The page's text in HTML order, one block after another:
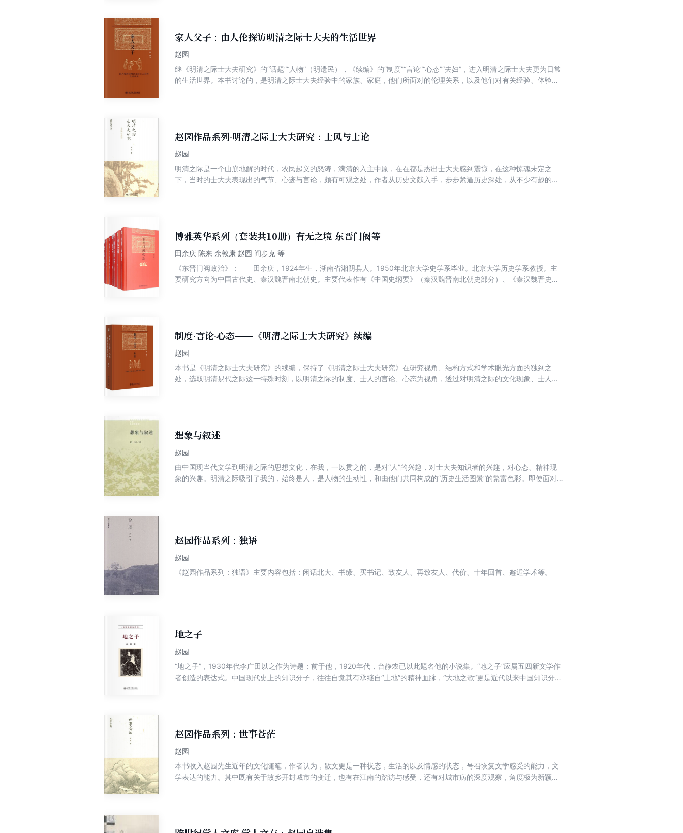
家人父子：由人伦探访明清之际士大夫的生活世界
赵园
继《明清之际士大夫研究》的“话题”“人物”（明遗民），《续编》的“制度”“言论”“心态”“夫妇”，进入明清之际士大夫更为日常
的生活世界。本书讨论的，是明清之际士大夫经验中的家族、家庭，他们所面对的伦理关系，以及他们对有关经验、体验的
赵园作品系列·明清之际士大夫研究：士风与士论
赵园
明清之际是一个山崩地解的时代，农民起义的怒涛，满清的入主中原，在在都是杰出士大夫感到震惊，在这种惊魂未定之
下，当时的士大夫表现出的气节、心迹与言论，颇有可观之处，作者从历史文献入手，步步紧逼历史深处，从不少有趣的侧
博雅英华系列（套装共10册）有无之境 东晋门阀等
田余庆 陈来 余敦康 赵园 阎步克 等
《东晋门阀政治》： 田余庆，1924年生，湖南省湘阴县人。1950年北京大学史学系毕业。北京大学历史学系教授。主
要研究方向为中国古代史、秦汉魏晋南北朝史。主要代表作有《中国史纲要》（秦汉魏晋南北朝史部分）、《秦汉魏晋史探
授。现任清华大学国学研究院院长、校学术委员会副主任。兼任全国中国哲学史学会会长、中华朱子学会会长、中央文史馆
的经典之作。全书把哲学史研究、比较哲学研究、文化问题研究和文献史料研究合为一体，对王阳明哲学的内容进行了全面
和深入的分析，并对其哲学的不同发展阶段进行了细致的考察，力图呈现出王阳明哲学的基本性格和整体面貌。 《有无
之境：王阳明哲学的精神》思境恢弘，学理精审，史料详尽，在王阳明哲学思想研究的各个重大问题上都提出了新的分析和
南北朝时期哲学思潮的兴衰消长，做出了系统宏阔、考论精微的论述。围绕着自然与名教、崇有与贵无、言意之辨等诸多论
夫的生活世界》： 赵园，1945年生，河南尉氏人。1969年北京大学中文系本科毕业，1981年北京大学中文系研究生毕
业，师从王瑶先生。中国社会科学院文学研究所研究员。著有《北京：城与人》《地之子——乡村小说与农民文化》《明清
之际上火夫研究》《制度·言论·心态：<明清之际士大夫研究>续编》《易堂寻踪——关于明清之际一个士人群体的叙述》以
言说与叙述，与他们的其他活动，以富于个性的方式联系着，为我们有关历史生活的想象，提供了丰富、感性的内
容。 《明清之际士大夫研究》： 阎步克，北京大学历史系中国古代史研究中心教授。主要研究方向为魏晋南北
朝史、中国古代政治制度史和中国占代政治文化史。主要著作有《察举制度变迁史稿》《品位与职位》《波峰与波谷》《从
爵本位到官本位》《服周之冕》《中国古代官阶制度引论》等。 帝制中国的官僚政治由拥有人文教养的儒生文士承担，
论》 《诠释与重建》 《两汉魏晋南北朝宰相制度研究》
制度·言论·心态——《明清之际士大夫研究》续编
赵园
本书是《明清之际士大夫研究》的续编，保持了《明清之际士大夫研究》在研究视角、结构方式和学术眼光方面的独到之
处，选取明清易代之际这一特殊时刻，以明清之际的制度、士人的言论、心态为视角，透过对明清之际的文化现象、士人话
想象与叙述
赵园
由中国现当代文学到明清之际的思想文化，在我，一以贯之的，是对“人”的兴趣，对士大夫知识者的兴趣，对心态、精神现
象的兴趣。明清之际吸引了我的，始终是人，是人物的生动性，和由他们共同构成的“历史生活图景”的繁富色彩。即使面对
井田的谈论，我都曾感动于明代、明清之际士人立身处世的严正……在一个堤防随处溃决，似乎一切都漂移不定的时期，我
的确怀念那种严肃：对历史的庄重承诺，对意义的追寻。在别人读出洒脱、飘逸的地方，读出严肃，不消说也出于对“晚
明”、“明清之际”的感受的个人性。
赵园作品系列：独语
赵园
《赵园作品系列：独语》主要内容包括：闲话北大、书缘、买书记、致友人、再致友人、代价、十年回首、邂逅学术等。
地之子
赵园
“地之子”，1930年代李广田以之作为诗题；前于他，1920年代，台静农已以此题名他的小说集。“地之子”应属五四新文学作
者创造的表达式。中国现代史上的知识分子，往往自觉其有承继自“土地”的精神血脉，“大地之歌”更是近代以来中国知识分子
是，近代知识分子由于摆脱了与“田野”的基本生存联系，脱出了农夫式的与自然的原始统一，才便于自命为地之子。朱晓平
系的对大地的凝视，也才会有知识分子的乡村感知和乡村文化思考。在中国这个泱泱农业大国中，广大知识分子与乡村，农
民有千丝万缕的联系，他们对乡土，大地有着深广的文化感情。本书通过对大量中国现当代文学作品的分析、研究，探寻知
识分子对土地，农民的文化感情及精神联系，揭示了作家与乡村、农民之间的文化关系及其文学表达方式。对"知青文学"设
赵园作品系列：世事苍茫
赵园
本书收入赵园先生近年的文化随笔，作者认为，散文更是一种状态，生活的以及情感的状态，号召恢复文学感受的能力，文
学表达的能力。其中既有关于故乡开封城市的变迁，也有在江南的踏访与感受，还有对城市病的深度观察，角度极为新颖，